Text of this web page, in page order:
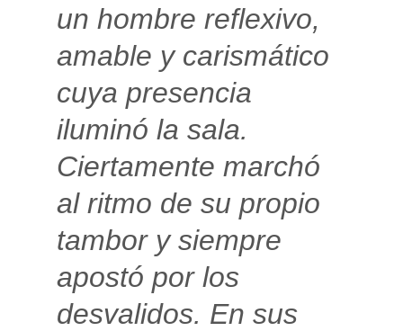
un hombre reflexivo,
amable y carismático
cuya presencia
iluminó la sala.
Ciertamente marchó
al ritmo de su propio
tambor y siempre
apostó por los
desvalidos. En sus